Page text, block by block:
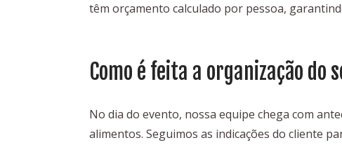
têm orçamento calculado por pessoa,
Como é feita a organização do
No dia do evento, nossa equipe chega com
alimentos. Seguimos as indicações do cliente